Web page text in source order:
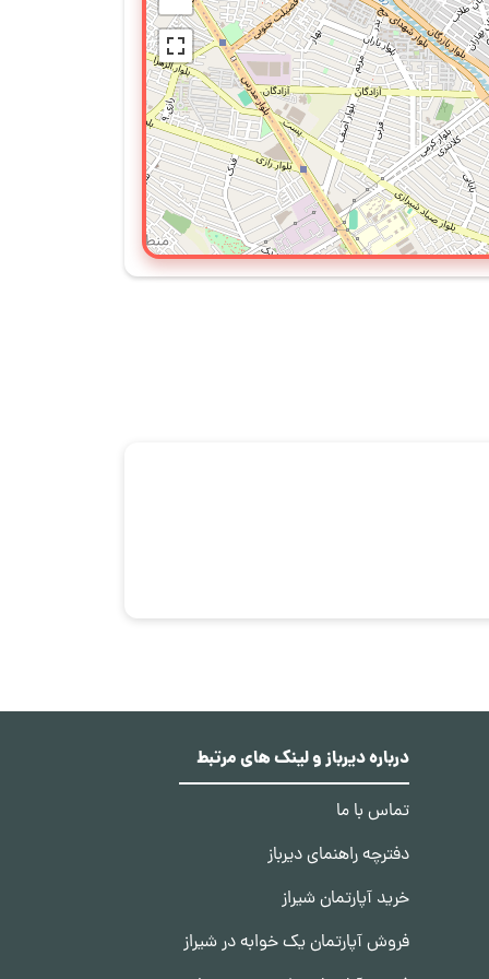
درباره دیرباز و لینک های مرتبط
تماس با ما
دفترچه راهنمای دیرباز
خرید آپارتمان شیراز
فروش آپارتمان یک خوابه در شیراز